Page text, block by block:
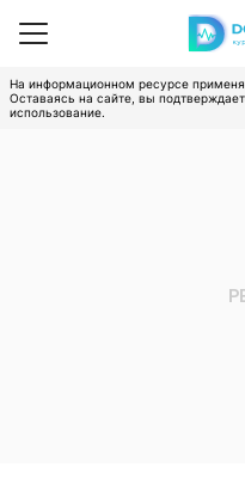
На информационном ресурсе
Оставаясь на сайте, вы
использование.